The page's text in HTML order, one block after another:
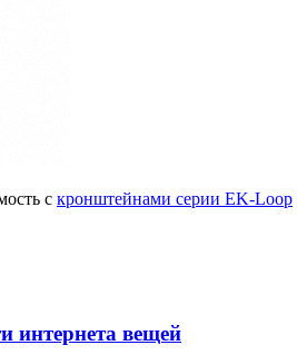
с кронштейнами серии EK-Loop
интернета вещей